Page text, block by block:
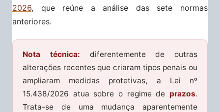
2026, que reúne a análise das sete normas
anteriores.
Nota técnica: diferentemente de outras
alterações recentes que criaram tipos penais ou
ampliaram medidas protetivas, a Lei nº
15.438/2026 atua sobre o regime de prazos.
Trata-se de uma mudança aparentemente